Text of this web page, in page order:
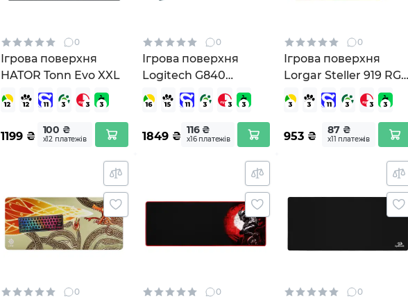
0
Ігрова поверхня
HATOR Tonn Evo XXL
1199₴ 100 ₴
х12 платежів
0
Ігрова поверхня
Logitech G840
Gaming Mouse Pad
Black (943-000778)
1849₴ 116 ₴
х16 платежів
0
Ігрова поверхня
Lorgar Steller 919 RGB
Black (LRG-GMP919)
953₴ 87 ₴
х11 платежів
0 0 0